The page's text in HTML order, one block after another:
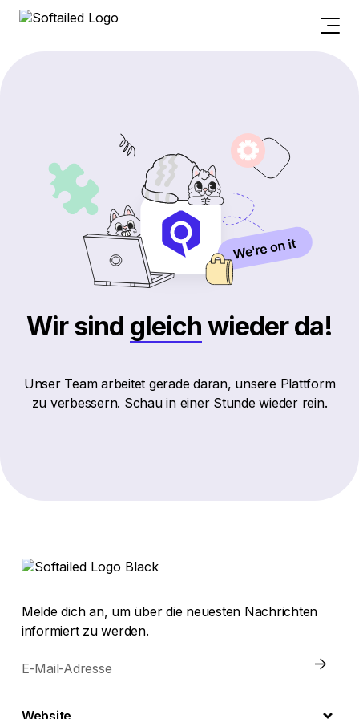
Wir sind gleich wieder da!
Unser Team arbeitet gerade daran, unsere Plattform
zu verbessern. Schau in einer Stunde wieder rein.
Melde dich an, um über die neuesten Nachrichten
informiert zu werden.
E-Mail-Adresse
Website